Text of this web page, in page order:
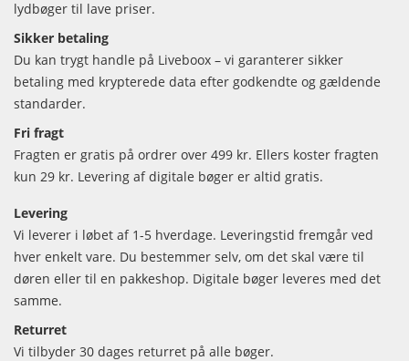
lydbøger til lave priser.
Sikker betaling
Du kan trygt handle på Liveboox – vi garanterer sikker
betaling med krypterede data efter godkendte og gældende
standarder.
Fri fragt
Fragten er gratis på ordrer over 499 kr. Ellers koster fragten
kun 29 kr. Levering af digitale bøger er altid gratis.
Levering
Vi leverer i løbet af 1-5 hverdage. Leveringstid fremgår ved
hver enkelt vare. Du bestemmer selv, om det skal være til
døren eller til en pakkeshop. Digitale bøger leveres med det
samme.
Returret
Vi tilbyder 30 dages returret på alle bøger.